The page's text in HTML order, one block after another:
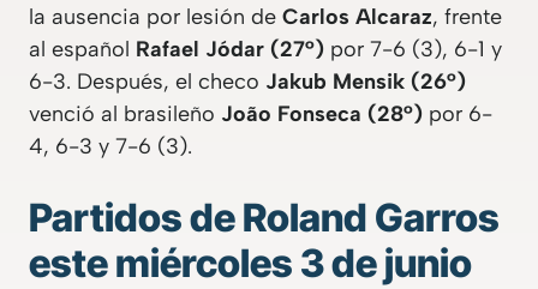
la ausencia por lesión de Carlos Alcaraz, frente
al español Rafael Jódar (27°) por 7-6 (3), 6-1 y
6-3. Después, el checo Jakub Mensik (26°)
venció al brasileño João Fonseca (28°) por 6-
4, 6-3 y 7-6 (3).
Partidos de Roland Garros
este miércoles 3 de junio